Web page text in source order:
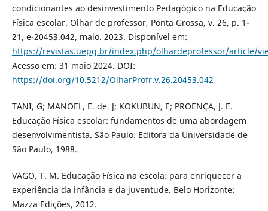
condicionantes ao desinvestimento Pedagógico na Educação
Física escolar. Olhar de professor, Ponta Grossa, v. 26, p. 1-
21, e-20453.042, maio. 2023. Disponível em:
https://revistas.uepg.br/index.php/olhardeprofessor/article/
Acesso em: 31 maio 2024. DOI:
https://doi.org/10.5212/OlharProfr.v.26.20453.042
TANI, G; MANOEL, E. de. J; KOKUBUN, E; PROENÇA, J. E.
Educação Física escolar: fundamentos de uma abordagem
desenvolvimentista. São Paulo: Editora da Universidade de
São Paulo, 1988.
VAGO, T. M. Educação Física na escola: para enriquecer a
experiência da infância e da juventude. Belo Horizonte:
Mazza Edições, 2012.